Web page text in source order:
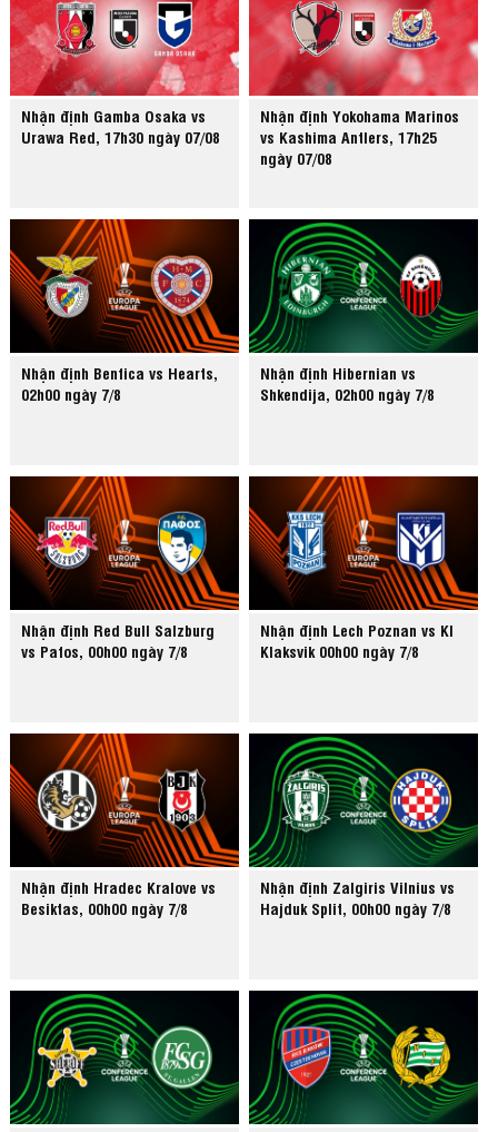
Nhận định Gamba Osaka vs
Urawa Red, 17h30 ngày 07/08
Nhận định Yokohama Marinos
vs Kashima Antlers, 17h25
ngày 07/08
Nhận định Benfica vs Hearts,
02h00 ngày 7/8
Nhận định Hibernian vs
Shkendija, 02h00 ngày 7/8
Nhận định Red Bull Salzburg
vs Pafos, 00h00 ngày 7/8
Nhận định Lech Poznan vs KI
Klaksvik 00h00 ngày 7/8
Nhận định Hradec Kralove vs
Besiktas, 00h00 ngày 7/8
Nhận định Zalgiris Vilnius vs
Hajduk Split, 00h00 ngày 7/8